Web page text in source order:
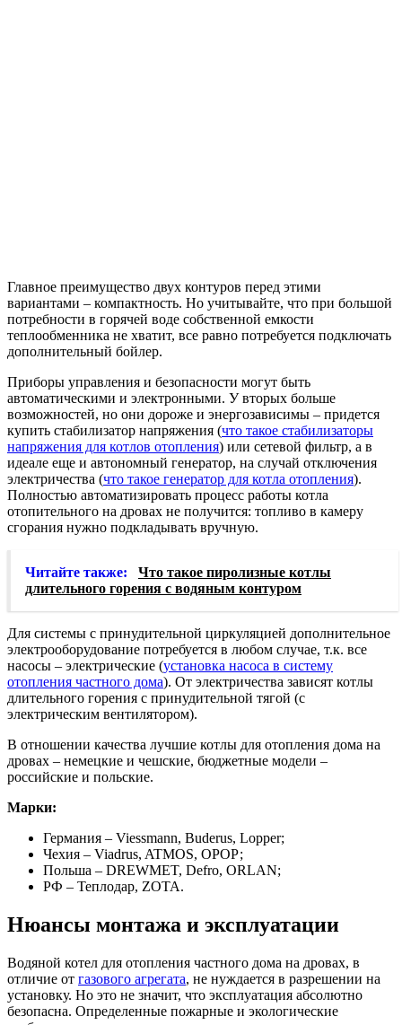
Главное преимущество двух контуров перед этими
вариантами – компактность. Но учитывайте, что при большой
потребности в горячей воде собственной емкости
теплообменника не хватит, все равно потребуется подключать
дополнительный бойлер.
Приборы управления и безопасности могут быть
автоматическими и электронными. У вторых больше
возможностей, но они дороже и энергозависимы – придется
купить стабилизатор напряжения (что такое стабилизаторы
напряжения для котлов отопления) или сетевой фильтр, а в
идеале еще и автономный генератор, на случай отключения
электричества (что такое генератор для котла отопления).
Полностью автоматизировать процесс работы котла
отопительного на дровах не получится: топливо в камеру
сгорания нужно подкладывать вручную.
Читайте также:
Что такое пиролизные котлы
длительного горения с водяным контуром
Для системы с принудительной циркуляцией дополнительное
электрооборудование потребуется в любом случае, т.к. все
насосы – электрические (установка насоса в систему
отопления частного дома). От электричества зависят котлы
длительного горения с принудительной тягой (с
электрическим вентилятором).
В отношении качества лучшие котлы для отопления дома на
дровах – немецкие и чешские, бюджетные модели –
российские и польские.
Марки:
Германия – Viessmann, Buderus, Lopper;
Чехия – Viadrus, ATMOS, ОРОР;
Польша – DREWMET, Defro, ORLAN;
РФ – Теплодар, ZOTA.
Нюансы монтажа и эксплуатации
Водяной котел для отопления частного дома на дровах, в
отличие от газового агрегата, не нуждается в разрешении на
установку. Но это не значит, что эксплуатация абсолютно
безопасна. Определенные пожарные и экологические